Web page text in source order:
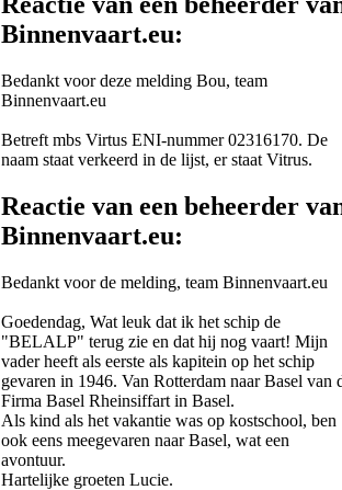
Binnenvaart.eu:
Bedankt voor deze melding Bou, team
Binnenvaart.eu
Betreft mbs Virtus ENI-nummer 02316170. De
naam staat verkeerd in de lijst, er staat Vitrus.
Reactie van een beheerder
Binnenvaart.eu:
Bedankt voor de melding, team Binnenvaart.eu
Goedendag, Wat leuk dat ik het schip de
"BELALP" terug zie en dat hij nog vaart! Mijn
vader heeft als eerste als kapitein op het schip
gevaren in 1946. Van Rotterdam naar Basel van
Firma Basel Rheinsiffart in Basel.
Als kind als het vakantie was op kostschool, ben
ook eens meegevaren naar Basel, wat een
avontuur.
Hartelijke groeten Lucie.